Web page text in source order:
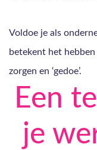
Voldoe je als
betekent het hebben
zorgen en ‘gedoe’.
Een
je